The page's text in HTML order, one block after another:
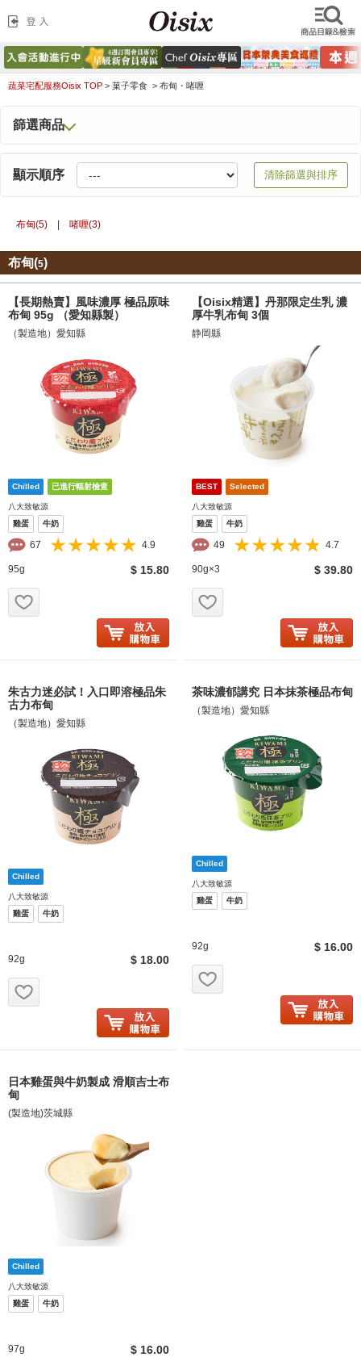
蔬菜宅配服務Oisix TOP > 菓子零食 > 布甸・啫喱
篩選商品
顯示順序 清除篩選與排序
布甸(5) 啫喱(3)
布甸(5)
【長期熱賣】風味濃厚 極品原味
布甸 95g （愛知縣製）
（製造地）愛知縣
八大致敏源
雞蛋
牛奶
67 4.9
95g $ 15.80
【Oisix精選】丹那限定生乳 濃
厚牛乳布甸 3個
静岡縣
八大致敏源
雞蛋
牛奶
49 4.7
90g×3 $ 39.80
朱古力迷必試！入口即溶極品朱
古力布甸
（製造地）愛知縣
八大致敏源
雞蛋
牛奶
92g $ 18.00
茶味濃郁講究 日本抹茶極品布甸
（製造地）愛知縣
八大致敏源
雞蛋
牛奶
92g $ 16.00
日本雞蛋與牛奶製成 滑順吉士布
甸
(製造地)茨城縣
八大致敏源
雞蛋
牛奶
97g $ 16.00